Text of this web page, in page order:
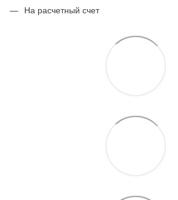
На расчетный счет